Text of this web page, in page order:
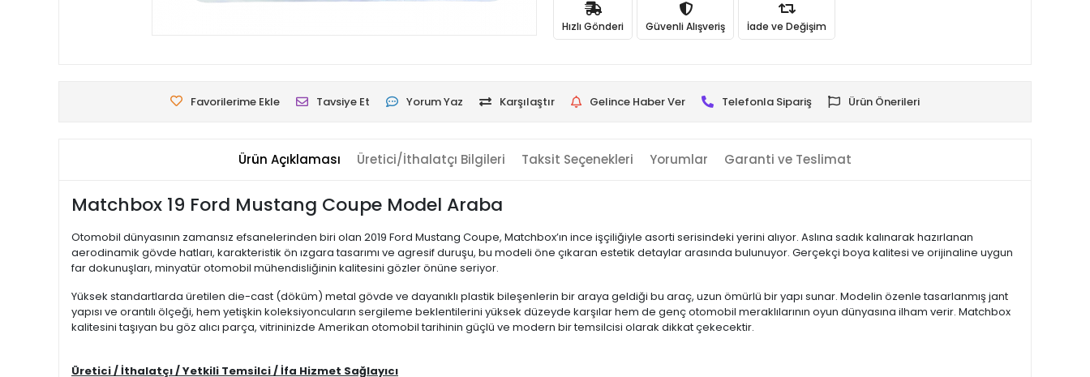
Hızlı Gönderi Güvenli Alışveriş İade ve Değişim
Favorilerime Ekle Tavsiye Et Yorum Yaz Karşılaştır Gelince Haber Ver Telefonla Sipariş Ürün Önerileri
Ürün Açıklaması Üretici/İthalatçı Bilgileri Taksit Seçenekleri Yorumlar Garanti ve Teslimat
Matchbox 19 Ford Mustang Coupe Model Araba
Otomobil dünyasının zamansız efsanelerinden biri olan 2019 Ford Mustang Coupe, Matchbox’ın ince işçiliğiyle asorti serisindeki yerini alıyor. Aslına sadık kalınarak hazırlanan
aerodinamik gövde hatları, karakteristik ön ızgara tasarımı ve agresif duruşu, bu modeli öne çıkaran estetik detaylar arasında bulunuyor. Gerçekçi boya kalitesi ve orijinaline uygun
far dokunuşları, minyatür otomobil mühendisliğinin kalitesini gözler önüne seriyor.
Yüksek standartlarda üretilen die-cast (döküm) metal gövde ve dayanıklı plastik bileşenlerin bir araya geldiği bu araç, uzun ömürlü bir yapı sunar. Modelin özenle tasarlanmış jant
yapısı ve orantılı ölçeği, hem yetişkin koleksiyoncuların sergileme beklentilerini yüksek düzeyde karşılar hem de genç otomobil meraklılarının oyun dünyasına ilham verir. Matchbox
kalitesini taşıyan bu göz alıcı parça, vitrininizde Amerikan otomobil tarihinin güçlü ve modern bir temsilcisi olarak dikkat çekecektir.
Üretici / İthalatçı / Yetkili Temsilci / İfa Hizmet Sağlayıcı